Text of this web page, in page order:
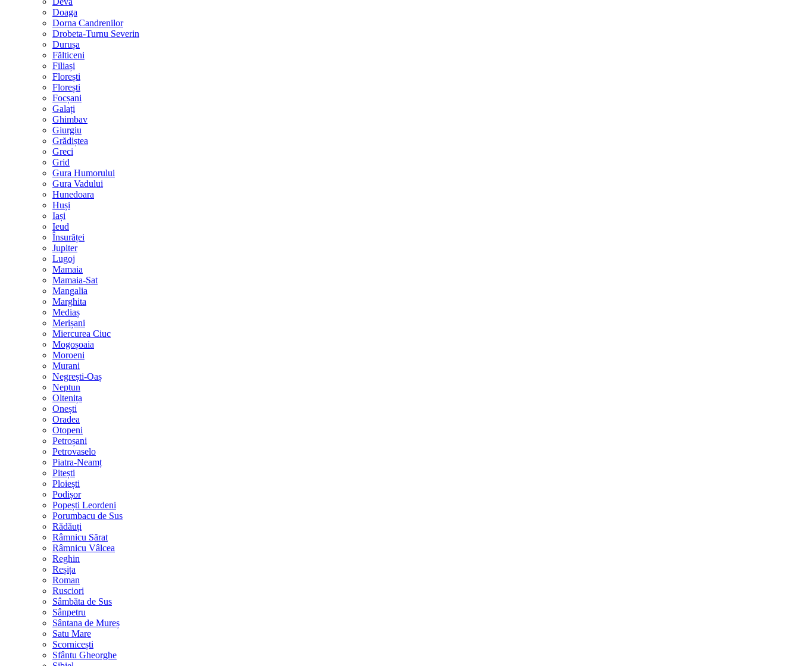
Doaga
Dorna Candrenilor
Drobeta-Turnu Severin
Durușa
Fălticeni
Filiași
Florești
Florești
Focșani
Galați
Ghimbav
Giurgiu
Grădiștea
Greci
Grid
Gura Humorului
Gura Vadului
Hunedoara
Huși
Iași
Ieud
Însurăței
Jupiter
Lugoj
Mamaia
Mamaia-Sat
Mangalia
Marghita
Mediaș
Merișani
Miercurea Ciuc
Mogoșoaia
Moroeni
Murani
Negrești-Oaș
Neptun
Oltenița
Onești
Oradea
Otopeni
Petroșani
Petrovaselo
Piatra-Neamț
Pitești
Ploiești
Podișor
Popești Leordeni
Porumbacu de Sus
Rădăuți
Râmnicu Sărat
Râmnicu Vâlcea
Reghin
Reșița
Roman
Rusciori
Sâmbăta de Sus
Sânpetru
Sântana de Mureș
Satu Mare
Scornicești
Sfântu Gheorghe